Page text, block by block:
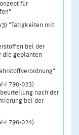
für
"Tätigkeiten mit
bei der
die geplanten
I 790-023)
nach der
bei der
I 790-024)